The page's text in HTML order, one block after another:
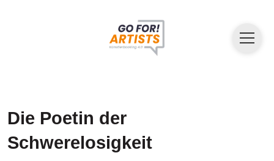
Die Poetin der
Schwerelosigkeit